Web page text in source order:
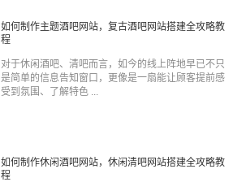
如何制作主题酒吧网站，复古酒吧网站搭建全攻略教
程
对于休闲酒吧、清吧而言，如今的线上阵地早已不只
是简单的信息告知窗口，更像是一扇能让顾客提前感
受到氛围、了解特色 ...
如何制作休闲酒吧网站，休闲清吧网站搭建全攻略教
程